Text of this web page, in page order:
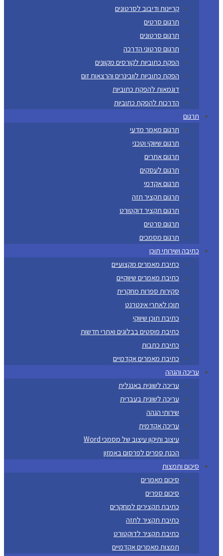
קריינות ודיבוב לסרטונים
תרגום סרטים
תרגום סרטונים
תרגום סרטוני הדרכה
הפקת כתוביות לקורסים מקוונים
הפקת כתוביות לוובינרים והרצאות זום
דוגמאות להפקת כתוביות
הדרכות להפקת כתוביות
תרגום
תרגום מאמר מדעי
תרגום שיווקי וטכני
תרגום אתרים
תרגום לעסקים
תרגום אקדמי
תרגום תקציר תזה
תרגום תקציר דוקטורט
תרגום סרטים
תרגום מסמכים
כתיבה ושירותי תוכן
כתיבת מאמרים מקצועיים
כתיבת מאמרים שיווקיים
סקירות ספרות מחקרית
תוכן לאתרי אינטרנט
כתיבת תוכן שיווקי
כתיבת פוסטים בבלוגים ואתרי חדשות
כתיבת כתבות
כתיבת מאמרים אקדמיים
עריכה והגהה
עריכה לשונית באנגלית
עריכה לשונית בעברית
שירותי הגהה
עריכה אקדמית
עיצוב ותיקון עיצוב של מסמכי Word
הכנת ספרים לפרסום באמזון
סיכום ותמצות
סיכום מאמרים
סיכום ספרים
כתיבת תקצירים למחקרים
כתיבת תקציר לתזה
כתיבת תקציר לדוקטורט
תמצות מאמרים אקדמיים